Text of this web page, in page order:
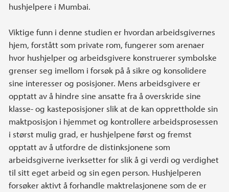
hushjelpere i Mumbai.
Viktige funn i denne studien er hvordan arbeidsgivernes
hjem, forstått som private rom, fungerer som arenaer
hvor hushjelper og arbeidsgivere konstruerer symbolske
grenser seg imellom i forsøk på å sikre og konsolidere
sine interesser og posisjoner. Mens arbeidsgivere er
opptatt av å hindre sine ansatte fra å overskride sine
klasse- og kasteposisjoner slik at de kan opprettholde sin
maktposisjon i hjemmet og kontrollere arbeidsprosessen
i størst mulig grad, er hushjelpene først og fremst
opptatt av å utfordre de distinksjonene som
arbeidsgiverne iverksetter for slik å gi verdi og verdighet
til sitt eget arbeid og sin egen person. Hushjelperen
forsøker aktivt å forhandle maktrelasjonene som de er